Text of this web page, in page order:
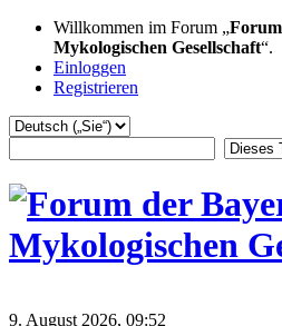
Willkommen im Forum „
Mykologischen Gesellschaft“.
Einloggen
Registrieren
9. August 2026, 09:52